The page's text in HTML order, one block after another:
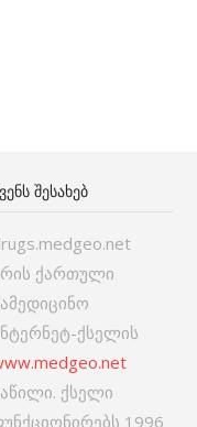
ᲨᲔᲡᲐᲮᲔᲑ
ქართული
ქსელის
ქსელი
1996